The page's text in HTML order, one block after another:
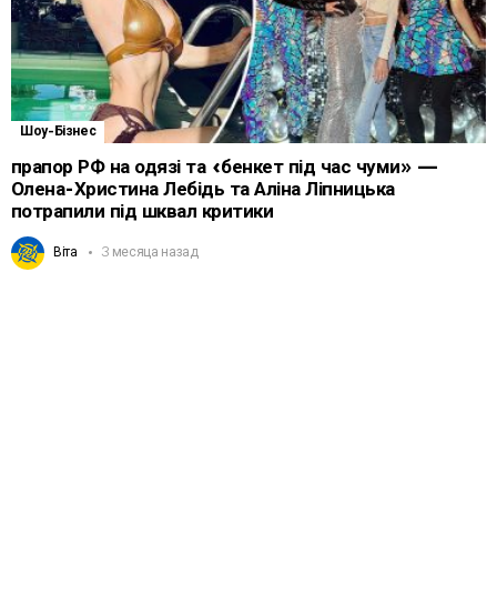
Шоу-Бізнес
прапор РФ на одязі та «бенкет під час чуми» —
Олена-Христина Лебідь та Аліна Ліпницька
потрапили під шквал критики
Віта 3 месяца назад